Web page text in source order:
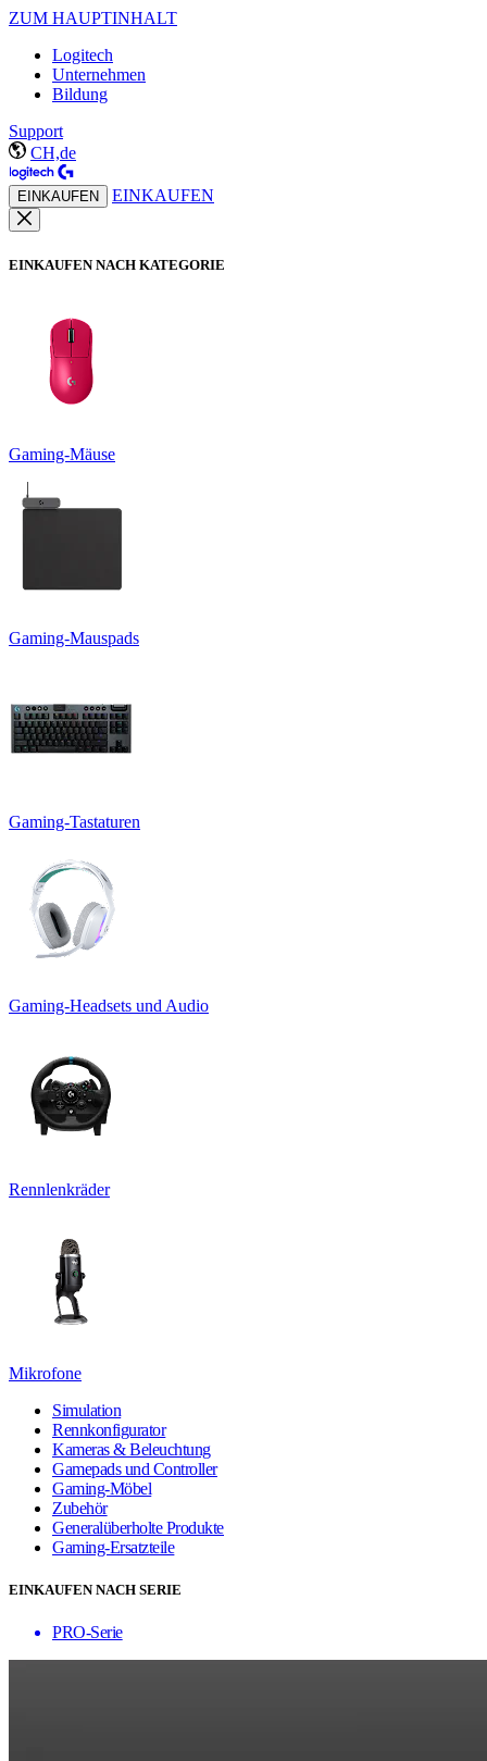
ZUM HAUPTINHALT
Logitech
Unternehmen
Bildung
Support
CH,de
EINKAUFEN EINKAUFEN
EINKAUFEN NACH KATEGORIE
Gaming-Mäuse
Gaming-Mauspads
Gaming-Tastaturen
Gaming-Headsets und Audio
Rennlenkräder
Mikrofone
Simulation
Rennkonfigurator
Kameras & Beleuchtung
Gamepads und Controller
Gaming-Möbel
Zubehör
Generalüberholte Produkte
Gaming-Ersatzteile
EINKAUFEN NACH SERIE
PRO-Serie